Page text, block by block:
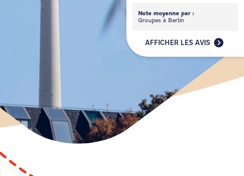
Note moyenne par :
Groupes à Berlin
AFFICHER LES AVIS